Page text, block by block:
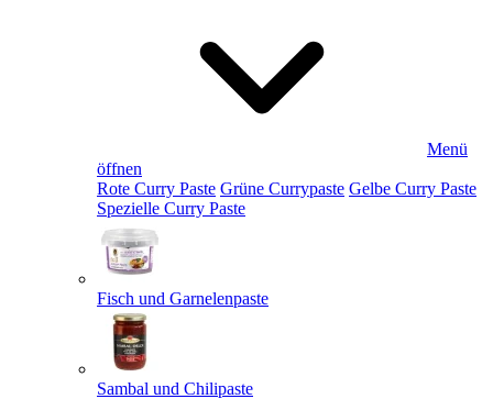
Menü
öffnen
Rote Curry Paste Grüne Currypaste Gelbe Curry Paste
Spezielle Curry Paste
Fisch und Garnelenpaste
Sambal und Chilipaste